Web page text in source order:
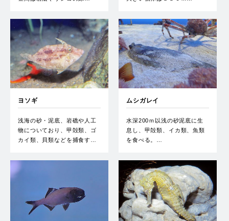
ヨソギ
浅海の砂・泥底、岩礁や人工
物についており、甲殻類、ゴ
カイ類、貝類などを捕食す…
ムシガレイ
水深200ｍ以浅の砂泥底に生
息し、甲殻類、イカ類、魚類
を食べる。…